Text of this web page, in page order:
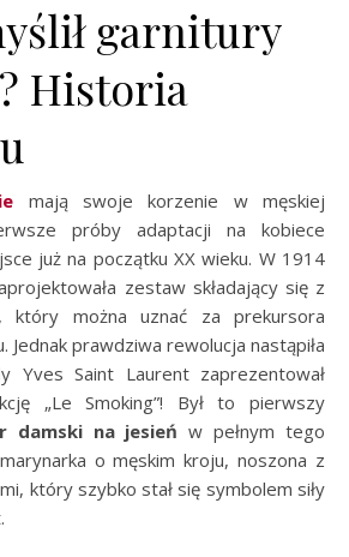
garnitury
Historia
mają swoje korzenie w męskiej
próby adaptacji na kobiece
już na początku XX wieku. W 1914
zestaw składający się z
który można uznać za prekursora
Jednak prawdziwa rewolucja nastąpiła
Yves Saint Laurent zaprezentował
„Le Smoking”! Był to pierwszy
damski na jesień w pełnym tego
o męskim kroju, noszona z
który szybko stał się symbolem siły